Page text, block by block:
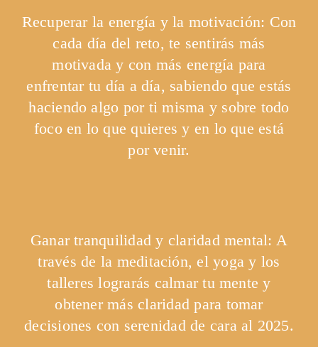
Recuperar la energía y la motivación: Con
cada día del reto, te sentirás más
motivada y con más energía para
enfrentar tu día a día, sabiendo que estás
haciendo algo por ti misma y sobre todo
foco en lo que quieres y en lo que está
por venir.
Ganar tranquilidad y claridad mental: A
través de la meditación, el yoga y los
talleres lograrás calmar tu mente y
obtener más claridad para tomar
decisiones con serenidad de cara al 2025.